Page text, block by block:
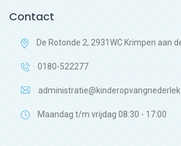
Contact
De Rotonde 2, 2931WC Krimpen aan
0180-522277
Maandag t/m vrijdag 08:30 - 17:00